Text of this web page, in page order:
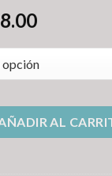
de mujer cantidad
AL